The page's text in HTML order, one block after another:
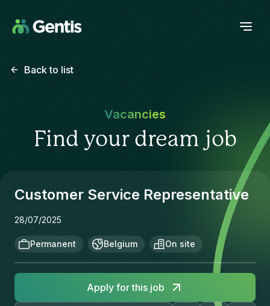
Back to list
Vacancies
Find your dream job
Customer Service Representative
28/07/2025
Permanent Belgium On site
Apply for this job